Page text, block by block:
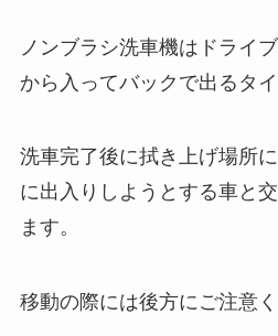
ノンブラシ洗車機はドライ
から入ってバックで出るタイ
洗車完了後に拭き上げ場所
に出入りしようとする車と
ます。
移動の際には後方にご注意く